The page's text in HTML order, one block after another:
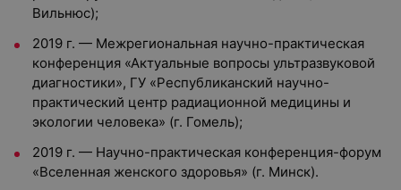
Вильнюс);
2019 г. — Межрегиональная научно-практическая
конференция «Актуальные вопросы ультразвуковой
диагностики», ГУ «Республиканский научно-
практический центр радиационной медицины и
экологии человека» (г. Гомель);
2019 г. — Научно-практическая конференция-форум
«Вселенная женского здоровья» (г. Минск).